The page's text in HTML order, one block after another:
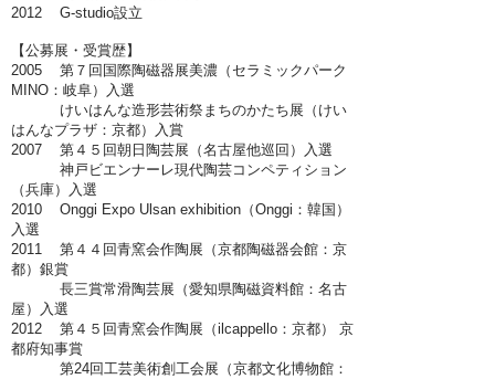
2012 G-studio設立
【公募展・受賞歴】
2005 第７回国際陶磁器展美濃（セラミックパーク
MINO：岐阜）入選
けいはんな造形芸術祭まちのかたち展（けい
はんなプラザ：京都）入賞
2007 第４５回朝日陶芸展（名古屋他巡回）入選
神戸ビエンナーレ現代陶芸コンペティション
（兵庫）入選
2010 Onggi Expo Ulsan exhibition（Onggi：韓国）
入選
2011 第４４回青窯会作陶展（京都陶磁器会館：京
都）銀賞
長三賞常滑陶芸展（愛知県陶磁資料館：名古
屋）入選
2012 第４５回青窯会作陶展（ilcappello：京都） 京
都府知事賞
第24回工芸美術創工会展（京都文化博物館：